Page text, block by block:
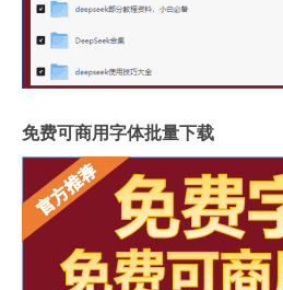
免费可商用字体批量下载